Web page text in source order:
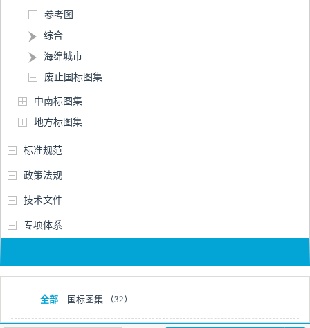
参考图
综合
海绵城市
废止国标图集
中南标图集
地方标图集
标准规范
政策法规
技术文件
专项体系
全部 国标图集 （32）